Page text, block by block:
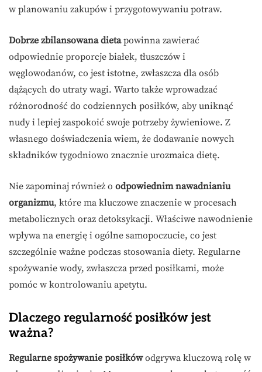
w planowaniu zakupów i przygotowywaniu potraw.
Dobrze zbilansowana dietapowinna zawierać
odpowiednie proporcje białek, tłuszczów i
węglowodanów, co jest istotne, zwłaszcza dla osób
dążących do utraty wagi. Warto także wprowadzać
różnorodność do codziennych posiłków, aby uniknąć
nudy i lepiej zaspokoić swoje potrzeby żywieniowe. Z
własnego doświadczenia wiem, że dodawanie nowych
składników tygodniowo znacznie urozmaica dietę.
Nie zapominaj również o odpowiednim nawadnianiu
organizmu, które ma kluczowe znaczenie w procesach
metabolicznych oraz detoksykacji. Właściwe nawodnienie
wpływa na energię i ogólne samopoczucie, co jest
szczególnie ważne podczas stosowania diety. Regularne
spożywanie wody, zwłaszcza przed posiłkami, może
pomóc w kontrolowaniu apetytu.
Dlaczego regularność posiłków jest
ważna?
Regularne spożywanie posiłkówodgrywa kluczową rolę w